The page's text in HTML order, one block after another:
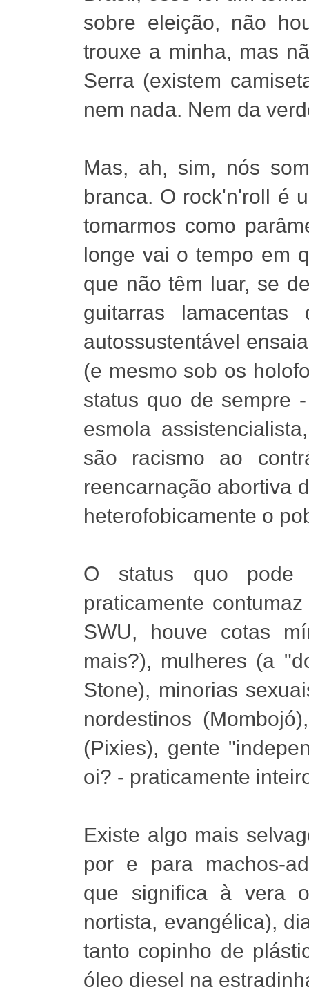
sobre eleição, não
trouxe a minha, mas
Serra (existem
nem nada. Nem da
Mas, ah, sim, nós
branca. O rock'n'roll é
tomarmos como
longe vai o tempo em
que não têm luar, se
guitarras lamacentas
autossustentável
(e mesmo sob os
status quo de sempre
esmola
são racismo ao
reencarnação abortiva
heterofobicamente o
O status quo pode
praticamente
SWU, houve cotas
mais?), mulheres (a
Stone), minorias
nordestinos
(Pixies), gente
oi? - praticamente
Existe algo mais
por e para machos-
que significa à vera
nortista, evangélica),
tanto copinho de
óleo diesel na